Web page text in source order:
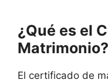
¿Qué es el
Matrimonio?
El certificado de